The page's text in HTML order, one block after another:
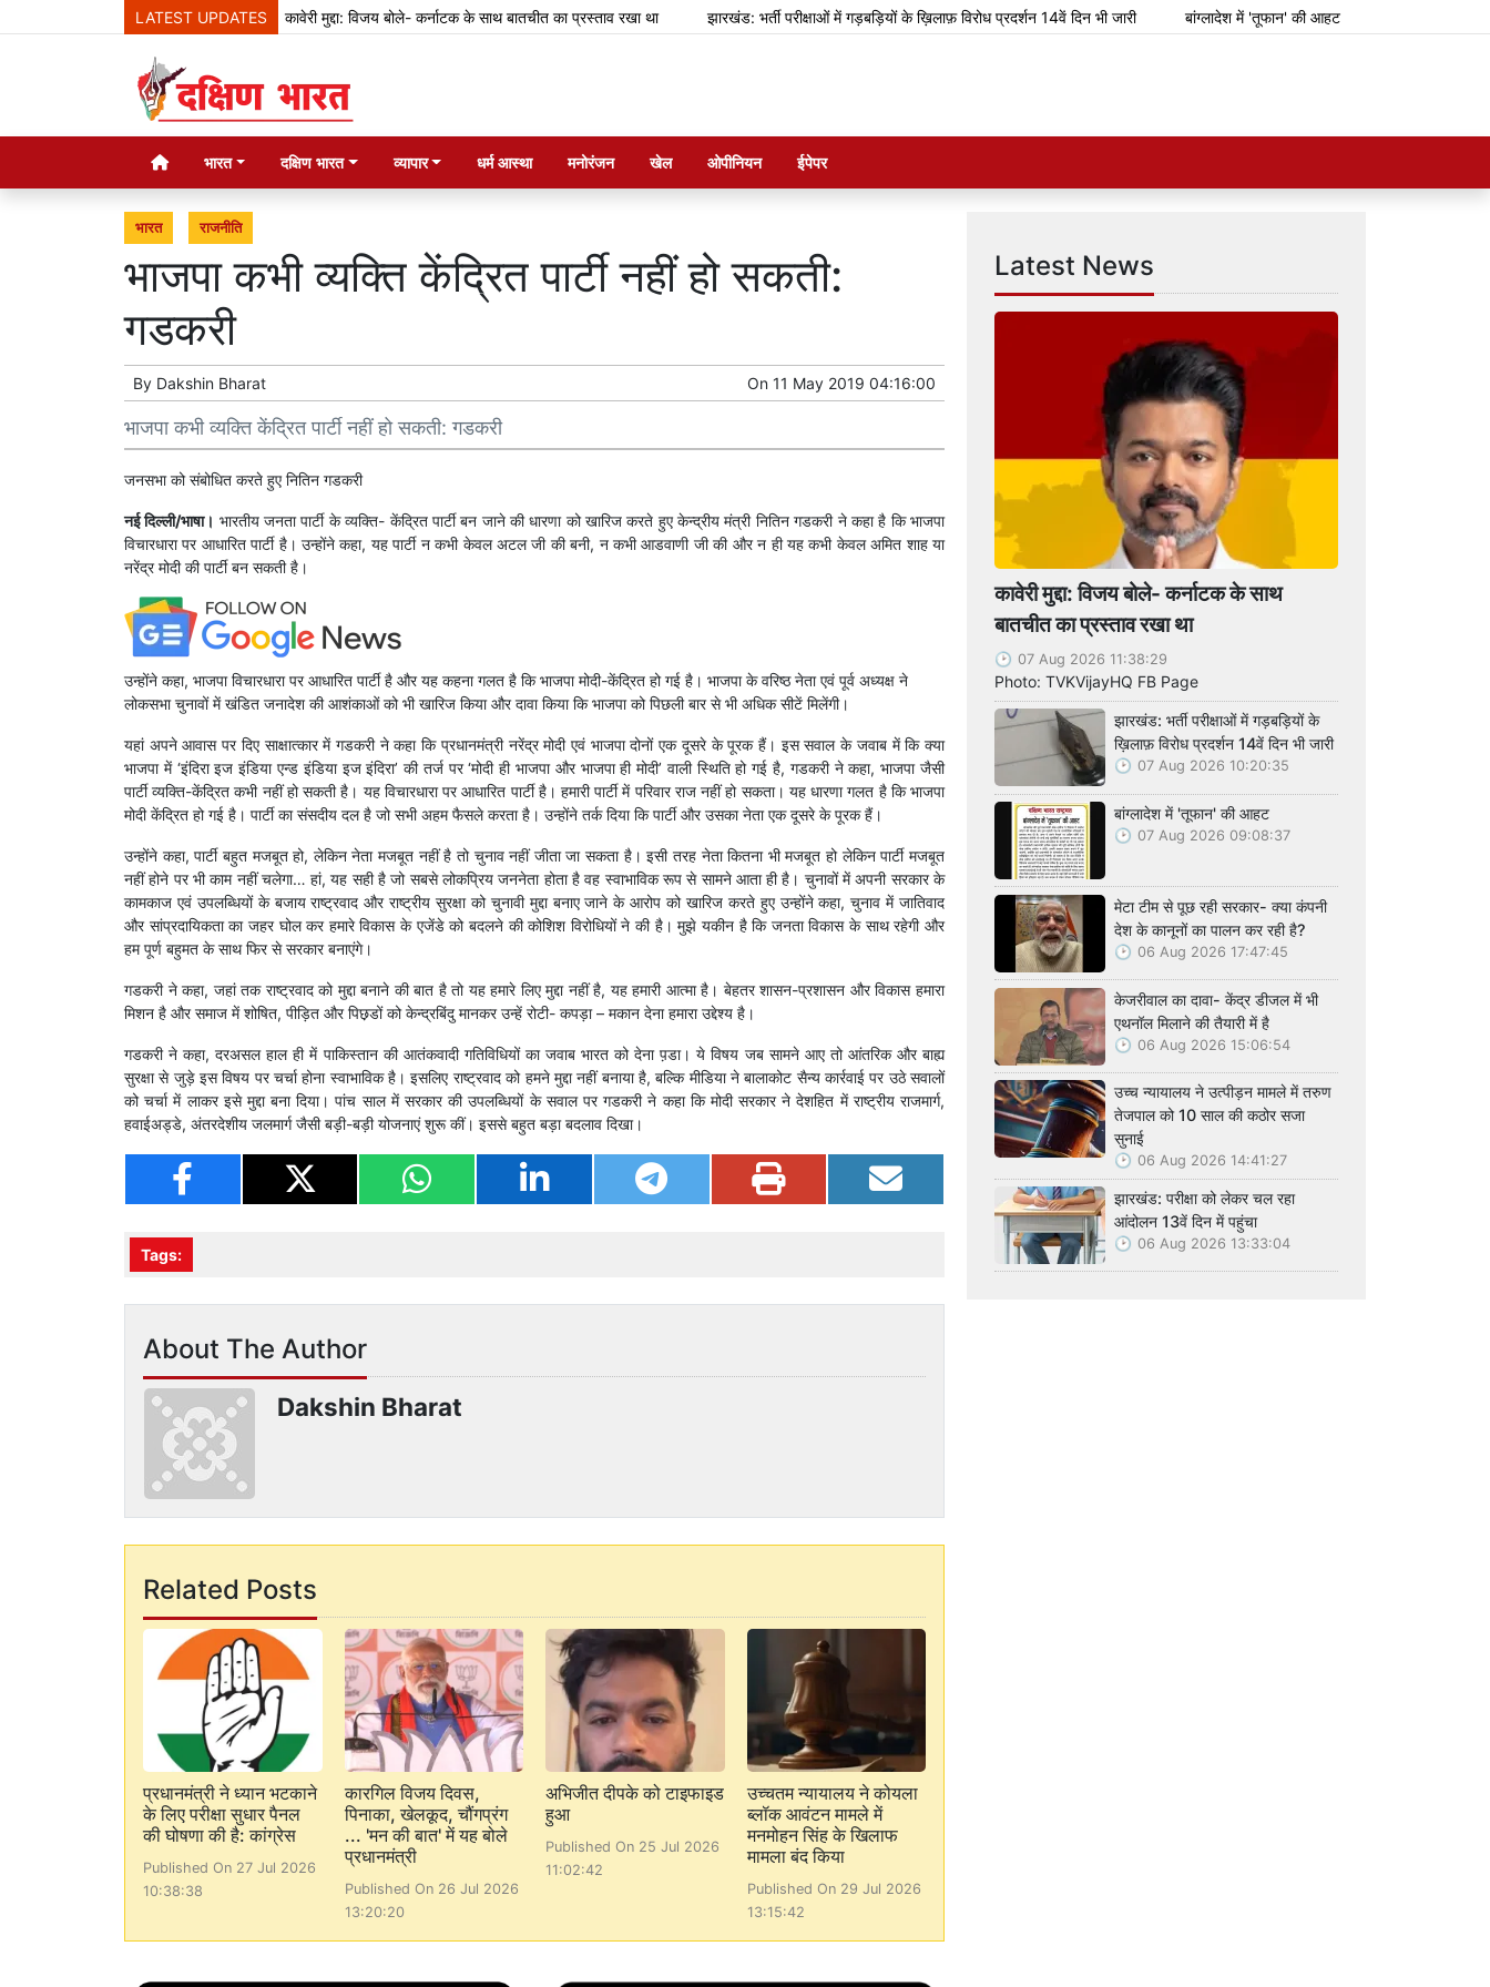
LATEST UPDATESकावेरी मुद्दा: विजय बोले- कर्नाटक के साथ बातचीत का प्रस्ताव रखा था झारखंड: भर्ती परीक्षाओं में गड़बड़ियों के ख़िलाफ़ विरोध प्रदर्शन 14वें दिन भी जारी बांग्लादेश में 'तूफान' की आहट
भारत दक्षिण भारत व्यापार धर्म आस्था मनोरंजन खेल ओपीनियन ईपेपर
भारत राजनीति
भाजपा कभी व्यक्ति केंद्रित पार्टी नहीं हो सकती:
गडकरी
By Dakshin Bharat On 11 May 2019 04:16:00
भाजपा कभी व्यक्ति केंद्रित पार्टी नहीं हो सकती: गडकरी
जनसभा को संबोधित करते हुए नि​तिन गडकरी
नई दिल्ली/भाषा। भारतीय जनता पार्टी के व्यक्ति- केंद्रित पार्टी बन जाने की धारणा को खारिज करते हुए केन्द्रीय मंत्री नितिन गडकरी ने कहा है कि भाजपा
विचारधारा पर आधारित पार्टी है। उन्होंने कहा, यह पार्टी न कभी केवल अटल जी की बनी, न कभी आडवाणी जी की और न ही यह कभी केवल अमित शाह या
नरेंद्र मोदी की पार्टी बन सकती है।
उन्होंने कहा, भाजपा विचारधारा पर आधारित पार्टी है और यह कहना गलत है कि भाजपा मोदी-केंद्रित हो गई है। भाजपा के वरिष्ठ नेता एवं पूर्व अध्यक्ष ने
लोकसभा चुनावों में खंडित जनादेश की आशंकाओं को भी खारिज किया और दावा किया कि भाजपा को पिछली बार से भी अधिक सीटें मिलेंगी।
यहां अपने आवास पर दिए साक्षात्कार में गडकरी ने कहा कि प्रधानमंत्री नरेंद्र मोदी एवं भाजपा दोनों एक दूसरे के पूरक हैं। इस सवाल के जवाब में कि क्या
भाजपा में ‘इंदिरा इज इंडिया एन्ड इंडिया इज इंदिरा’ की तर्ज पर ‘मोदी ही भाजपा और भाजपा ही मोदी’ वाली स्थिति हो गई है, गडकरी ने कहा, भाजपा जैसी
पार्टी व्यक्ति-केंद्रित कभी नहीं हो सकती है। यह विचारधारा पर आधारित पार्टी है। हमारी पार्टी में परिवार राज नहीं हो सकता। यह धारणा गलत है कि भाजपा
मोदी केंद्रित हो गई है। पार्टी का संसदीय दल है जो सभी अहम फैसले करता है। उन्होंने तर्क दिया कि पार्टी और उसका नेता एक दूसरे के पूरक हैं।
उन्होंने कहा, पार्टी बहुत मजबूत हो, लेकिन नेता मजबूत नहीं है तो चुनाव नहीं जीता जा सकता है। इसी तरह नेता कितना भी मजबूत हो लेकिन पार्टी मजबूत
नहीं होने पर भी काम नहीं चलेगा… हां, यह सही है जो सबसे लोकप्रिय जननेता होता है वह स्वाभाविक रूप से सामने आता ही है। चुनावों में अपनी सरकार के
कामकाज एवं उपलब्धियों के बजाय राष्ट्रवाद और राष्ट्रीय सुरक्षा को चुनावी मुद्दा बनाए जाने के आरोप को खारिज करते हुए उन्होंने कहा, चुनाव में जातिवाद
और सांप्रदायिकता का जहर घोल कर हमारे विकास के एजेंडे को बदलने की कोशिश विरोधियों ने की है। मुझे यकीन है कि जनता विकास के साथ रहेगी और
हम पूर्ण बहुमत के साथ फिर से सरकार बनाएंगे।
गडकरी ने कहा, जहां तक राष्ट्रवाद को मुद्दा बनाने की बात है तो यह हमारे लिए मुद्दा नहीं है, यह हमारी आत्मा है। बेहतर शासन-प्रशासन और विकास हमारा
मिशन है और समाज में शोषित, पीड़ित और पिछ़डों को केन्द्रबिंदु मानकर उन्हें रोटी- कपड़ा – मकान देना हमारा उद्देश्य है।
गडकरी ने कहा, दरअसल हाल ही में पाकिस्तान की आतंकवादी गतिविधियों का जवाब भारत को देना प़डा। ये विषय जब सामने आए तो आंतरिक और बाह्य
सुरक्षा से जुड़े इस विषय पर चर्चा होना स्वाभाविक है। इसलिए राष्ट्रवाद को हमने मुद्दा नहीं बनाया है, बल्कि मीडिया ने बालाकोट सैन्य कार्रवाई पर उठे सवालों
को चर्चा में लाकर इसे मुद्दा बना दिया। पांच साल में सरकार की उपलब्धियों के सवाल पर गडकरी ने कहा कि मोदी सरकार ने देशहित में राष्ट्रीय राजमार्ग,
हवाईअड्डे, अंतरदेशीय जलमार्ग जैसी बड़ी-बड़ी योजनाएं शुरू कीं। इससे बहुत बड़ा बदलाव दिखा।
Tags:
About The Author
Dakshin Bharat
Related Posts
प्रधानमंत्री ने ध्यान भटकाने
के लिए परीक्षा सुधार पैनल
की घोषणा की है: कांग्रेस
Published On 27 Jul 2026
10:38:38
कारगिल विजय दिवस,
पिनाका, खेलकूद, चौंगप्रंग
... 'मन की बात' में यह बोले
प्रधानमंत्री
Published On 26 Jul 2026
13:20:20
अभिजीत दीपके को टाइफाइड
हुआ
Published On 25 Jul 2026
11:02:42
उच्चतम न्यायालय ने कोयला
ब्लॉक आवंटन मामले में
मनमोहन सिंह के खिलाफ
मामला बंद किया
Published On 29 Jul 2026
13:15:42
Latest News
कावेरी मुद्दा: विजय बोले- कर्नाटक के साथ
बातचीत का प्रस्ताव रखा था
07 Aug 2026 11:38:29
Photo: TVKVijayHQ FB Page
झारखंड: भर्ती परीक्षाओं में गड़बड़ियों के
ख़िलाफ़ विरोध प्रदर्शन 14वें दिन भी जारी
07 Aug 2026 10:20:35
बांग्लादेश में 'तूफान' की आहट
07 Aug 2026 09:08:37
मेटा टीम से पूछ रही सरकार- क्या कंपनी
देश के कानूनों का पालन कर रही है?
06 Aug 2026 17:47:45
केजरीवाल का दावा- केंद्र डीजल में भी
एथनॉल मिलाने की तैयारी में है
06 Aug 2026 15:06:54
उच्च न्यायालय ने उत्पीड़न मामले में तरुण
तेजपाल को 10 साल की कठोर सजा
सुनाई
06 Aug 2026 14:41:27
झारखंड: परीक्षा को लेकर चल रहा
आंदोलन 13वें दिन में पहुंचा
06 Aug 2026 13:33:04